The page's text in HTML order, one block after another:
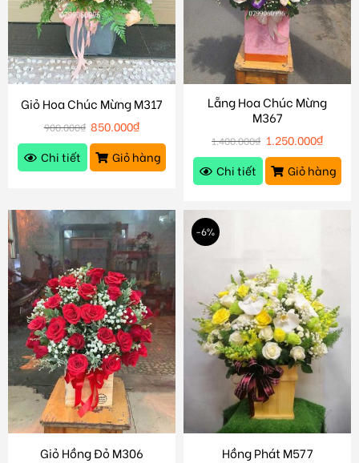
Giỏ Hoa Chúc Mừng M317
900.000₫ 850.000₫
Chi tiết
Giỏ hàng
Lẵng Hoa Chúc Mừng
M367
1.400.000₫ 1.250.000₫
Chi tiết
Giỏ hàng
Giỏ Hồng Đỏ M306
-6%
Hồng Phát M577